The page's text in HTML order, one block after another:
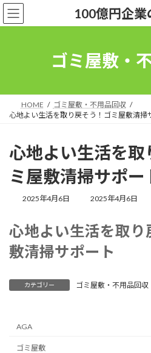
コ
ン
ナ
ビ
100億円企業
ゴミ屋敷・
HOME
ゴミ屋敷・不用品回収
心地よい生活を取り戻そう！ゴミ屋敷清掃
心地よい生活を取
ミ屋敷清掃サポー
2025年4月6日
最
新
時
2025年4月6日
心地よい生活を取り
敷清掃サポート
カテゴリー ゴミ屋敷・不用品回収
AGA
ゴミ屋敷